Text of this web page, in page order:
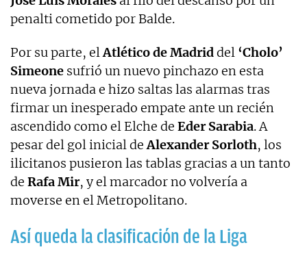
penalti cometido por Balde.
Por su parte, elAtlético de Madriddel ‘Cholo’
Simeone sufrió un nuevo pinchazo en esta
nueva jornada e hizo saltas las alarmas tras
firmar un inesperado empate ante un recién
ascendido como el Elche de Eder Sarabia. A
pesar del gol inicial deAlexander Sorloth, los
ilicitanos pusieron las tablas gracias a un tanto
de Rafa Mir, y el marcador no volvería a
moverse en el Metropolitano.
Así queda la clasificación de la Liga